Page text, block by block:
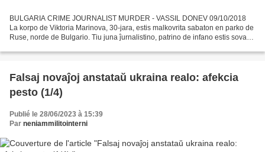
BULGARIA CRIME JOURNALIST MURDER - VASSIL DONEV 09/10/2018
La korpo de Viktoria Marinova, 30-jara, estis malkovrita sabaton en parko de
Ruse, norde de Bulgario. Tiu juna ĵurnalistino, patrino de infano estis sovaĝe
Falsaj novaĵoj anstataŭ ukraina realo: afekcia
pesto (1/4)
Publié le 28/06/2023 à 15:39
Par neniammilitointerni